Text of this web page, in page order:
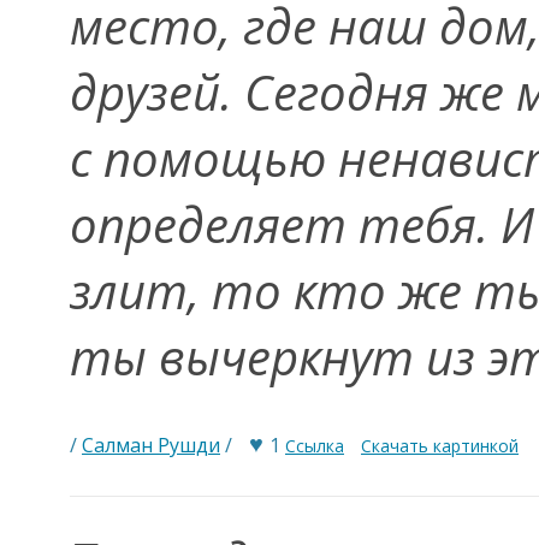
место, где наш
друзей. Сегодня
с помощью
определяет тебя.
злит, то кто же
ты вычеркнут из
/Салман Рушди / ♥ 1 Ссылка Скачать картинкой